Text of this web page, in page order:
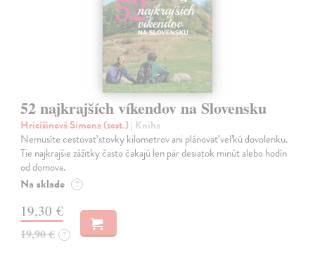
52 najkrajších víkendov na Slovensku
Hricišinová Simona (zost.)| Kniha
Nemusíte cestovať stovky kilometrov ani plánovať veľkú dovolenku.
Tie najkrajšie zážitky často čakajú len pár desiatok minút alebo hodín
od domova.
Na sklade ?
19,30 €
19,90 € ?